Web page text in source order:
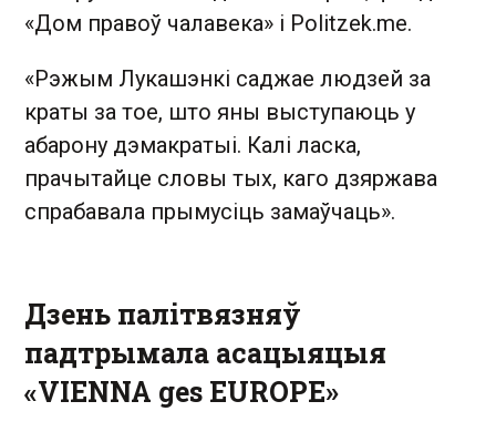
«Дом правоў чалавека» і Politzek.me.
«Рэжым Лукашэнкі саджае людзей за
краты за тое, што яны выступаюць у
абарону дэмакратыі. Калі ласка,
прачытайце словы тых, каго дзяржава
спрабавала прымусіць замаўчаць».
Дзень палітвязняў
падтрымала асацыяцыя
«VIENNA ges EUROPE»